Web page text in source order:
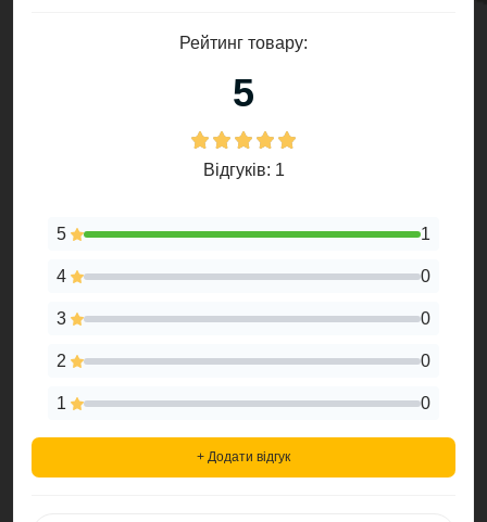
Рейтинг товару:
5
Відгуків: 1
5 1
4 0
3 0
2 0
1 0
+ Додати відгук